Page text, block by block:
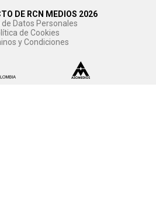
DE RCN MEDIOS 2026
de Datos Personales
de Cookies
y Condiciones